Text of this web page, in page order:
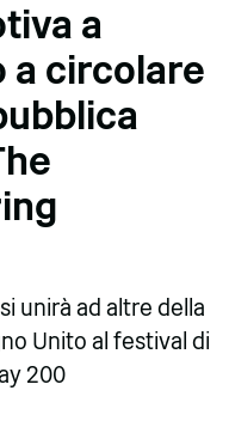
a
a circolare
unirà ad altre della
Unito al festival di
200